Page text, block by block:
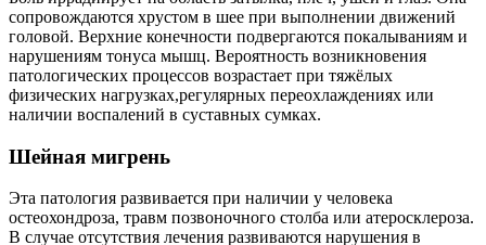
сопровождаются хрустом в шее при выполнении движений
головой. Верхние конечности подвергаются покалываниям и
нарушениям тонуса мышц. Вероятность возникновения
патологических процессов возрастает при тяжёлых
физических нагрузках,регулярных переохлаждениях или
наличии воспалений в суставных сумках.
Шейная мигрень
Эта патология развивается при наличии у человека
остеохондроза, травм позвоночного столба или атеросклероза.
В случае отсутствия лечения развиваются нарушения в